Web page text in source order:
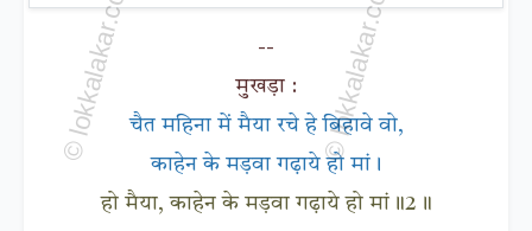
--
मुखड़ा :
चैत महिना में मैया रचे हे बिहावे वो,
काहेन के मड़वा गढ़ाये हो मां।
हो मैया, काहेन के मड़वा गढ़ाये हो मां॥2॥